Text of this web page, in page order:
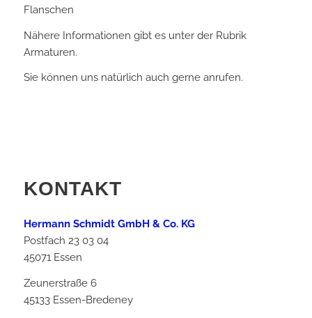
Flanschen
Nähere Informationen gibt es unter der Rubrik
Armaturen.
Sie können uns natürlich auch gerne anrufen.
KONTAKT
Hermann Schmidt GmbH & Co. KG
Postfach 23 03 04
45071 Essen
Zeunerstraße 6
45133 Essen-Bredeney